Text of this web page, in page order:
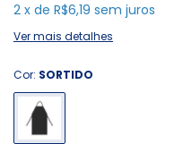
2 x de R$6,19 sem juros
Ver mais detalhes
Cor: SORTIDO